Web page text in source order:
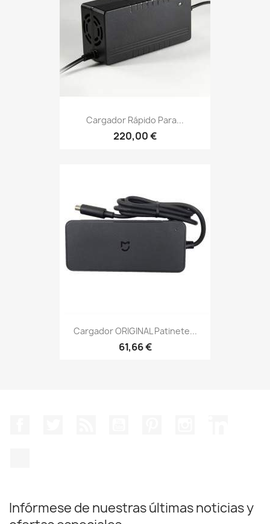
Cargador Rápido Para...
220,00 €
Cargador ORIGINAL Patinete...
61,66 €
Infórmese de nuestras últimas noticias y